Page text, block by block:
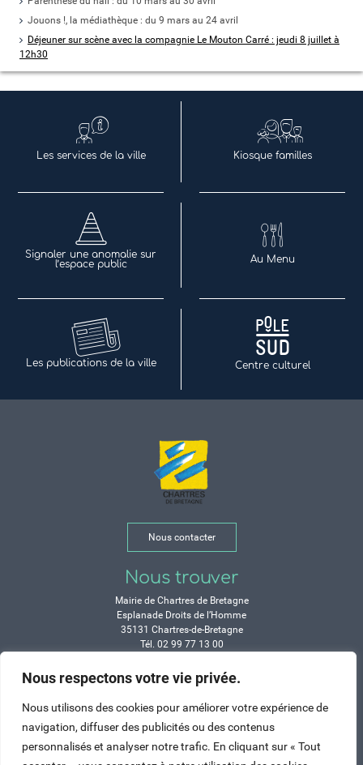
Nous respectons votre vie privée.
Nous utilisons des cookies pour améliorer votre expérience de
navigation, diffuser des publicités ou des contenus
personnalisés et analyser notre trafic. En cliquant sur « Tout
Jouons !, la médiathèque : du 9 mars au 24 avril
Déjeuner sur scène avec la compagnie Le Mouton Carré : jeudi 8 juillet à
12h30
Les services de la ville Kiosque familles
Signaler une anomalie sur
l’espace public
Au Menu
Les publications de la ville Centre culturel
Nous contacter
Nous trouver
Mairie de Chartres de Bretagne
Esplanade Droits de l’Homme
35131 Chartres-de-Bretagne
Tél. 02 99 77 13 00
Horaires
Durant les congés d’été :
Lundi, mardi, mercredi et vendredi :
Jeudi : de 9h à 12h et de 15h à 17h